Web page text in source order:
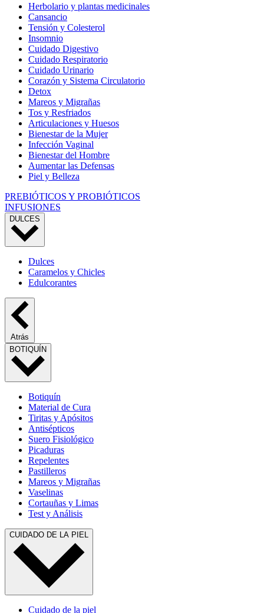
Herbolario y plantas medicinales
Cansancio
Tensión y Colesterol
Insomnio
Cuidado Digestivo
Cuidado Respiratorio
Cuidado Urinario
Corazón y Sistema Circulatorio
Detox
Mareos y Migrañas
Tos y Resfriados
Articulaciones y Huesos
Bienestar de la Mujer
Infección Vaginal
Bienestar del Hombre
Aumentar las Defensas
Piel y Belleza
PREBIÓTICOS Y PROBIÓTICOS
INFUSIONES
DULCES
Dulces
Caramelos y Chicles
Edulcorantes
Atrás
BOTIQUÍN
Botiquín
Material de Cura
Tiritas y Apósitos
Antisépticos
Suero Fisiológico
Picaduras
Repelentes
Pastilleros
Mareos y Migrañas
Vaselinas
Cortauñas y Limas
Test y Análisis
CUIDADO DE LA PIEL
Cuidado de la piel